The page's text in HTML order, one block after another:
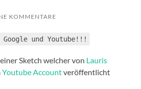
KOMMENTARE
Google und Youtube!!!
Sketch welcher von Lauris
Youtube Accountveröffentlicht